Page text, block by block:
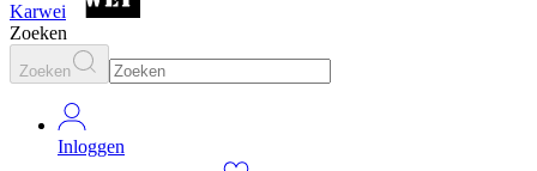
Karwei
Zoeken
Zoeken
Inloggen